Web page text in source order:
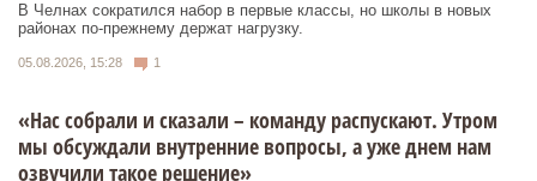
В Челнах сократился набор в первые классы, но школы в новых
районах по-прежнему держат нагрузку.
05.08.2026, 15:28 1
«Нас собрали и сказали – команду распускают. Утром
мы обсуждали внутренние вопросы, а уже днем нам
озвучили такое решение»